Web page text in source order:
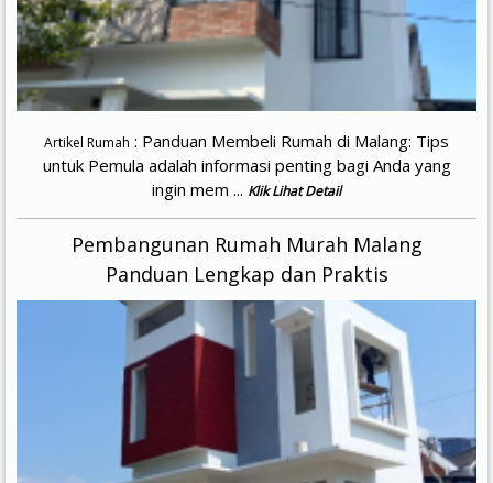
Artikel Rumah : Panduan Membeli Rumah di Malang: Tips
untuk Pemula adalah informasi penting bagi Anda yang
ingin mem ... Klik Lihat Detail
Pembangunan Rumah Murah Malang
Panduan Lengkap dan Praktis